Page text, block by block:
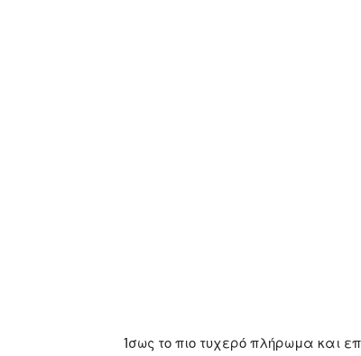
Ίσως το πιο τυχερό πλήρωμα και